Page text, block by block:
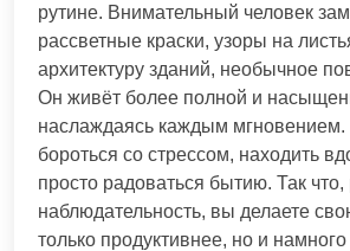
рутине. Внимательный человек
рассветные краски, узоры на
архитектуру зданий, необычное
Он живёт более полной и
наслаждаясь каждым мгновением.
бороться со стрессом, находить
просто радоваться бытию. Так что,
наблюдательность, вы делаете
только продуктивнее, но и